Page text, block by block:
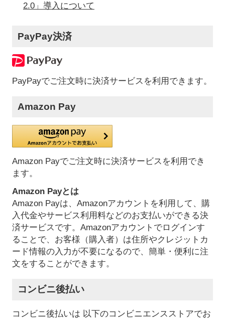
2.0」導入について
PayPay決済
PayPayでご注文時に決済サービスを利用できます。
Amazon Pay
Amazon Payでご注文時に決済サービスを利用でき
ます。
Amazon Payとは
Amazon Payは、Amazonアカウントを利用して、購
入代金やサービス利用料などのお支払いができる決
済サービスです。Amazonアカウントでログインす
ることで、お客様（購入者）は住所やクレジットカ
ード情報の入力が不要になるので、簡単・便利に注
文をすることができます。
コンビニ後払い
コンビニ後払いは 以下のコンビニエンスストアでお